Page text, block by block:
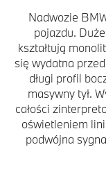
Nadwozie
pojazdu.
kształtują
się wydatna
długi profil
masywny tył.
całości
oświetleniem
podwójna